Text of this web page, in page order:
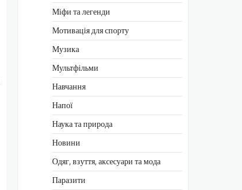
Міфи та легенди
Мотивація для спорту
Музика
Мультфільми
Навчання
Напої
Наука та природа
Новини
Одяг, взуття, аксесуари та мода
Паразити